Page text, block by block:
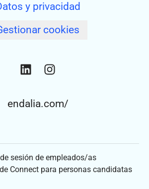
y privacidad
cookies
endalia.com/
sesión de empleados/as
Connect para personas candidatas